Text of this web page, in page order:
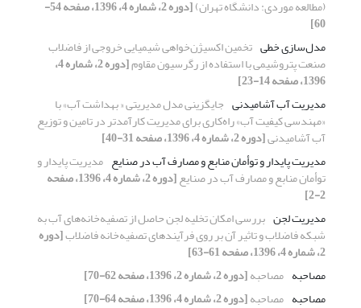
(مطالعه موردی: دانشگاه تهران) [دوره 2، شماره 4، 1396، صفحه 54-
60]
مدل‌سازی خطی تخمین اکسیژن‌خواهی شیمیایی خروجی از فاضلاب
صنعت پتروشیمی با استفاده از رگرسیون مقاوم [دوره 2، شماره 4،
1396، صفحه 14-23]
مدیریت آب آشامیدنی جایگزینی مدل مدیریتی « بهداشت آب» با
«مهندسی کیفیت آب» راه‌کاری برای مدیریت کارآمدتر در تامین و توزیع
آب آشامیدنی[دوره 2، شماره 4، 1396، صفحه 31-40]
مدیریت پایدار و توأمان منابع و مصارف آب در صنایع مدیریت پایدار و
توأمان منابع و مصارف آب در صنایع [دوره 2، شماره 4، 1396، صفحه
2-2]
مدیریت لجن بررسی امکان تخلیه لجن حاصل از تصفیه‌خانه‌های آب به
شبکه فاضلاب و تاثیر آن بر روی فرآیندهای تصفیه‌خانه فاضلاب[دوره
2، شماره 4، 1396، صفحه 61-63]
مصاحبه مصاحبه[دوره 2، شماره 2، 1396، صفحه 62-70]
مصاحبه مصاحبه[دوره 2، شماره 4، 1396، صفحه 64-70]